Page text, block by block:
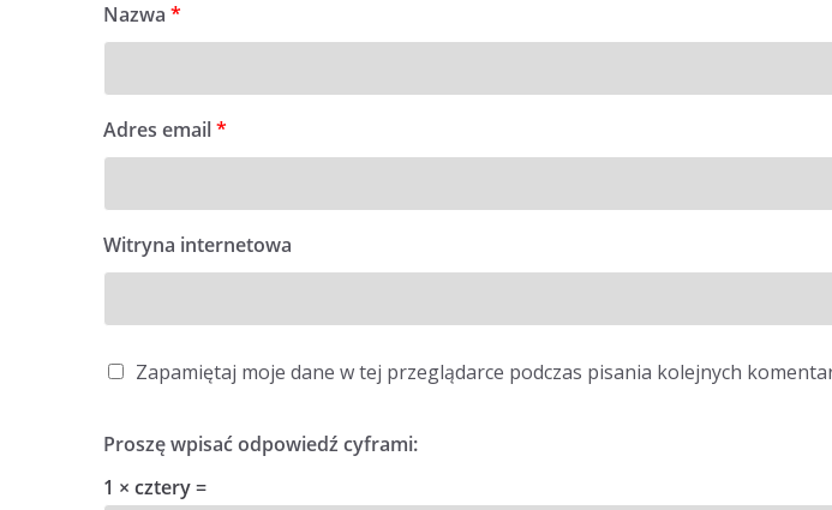
Nazwa *
Adres email*
Witryna internetowa
Zapamiętaj moje dane w tej przeglądarce podczas pisania kolejnych
Proszę wpisać odpowiedź cyframi:
1 × cztery =